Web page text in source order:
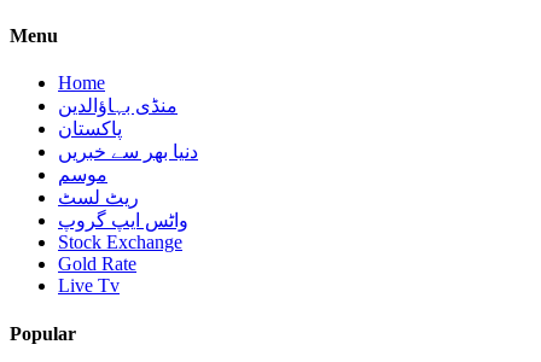
Menu
Home
منڈی بہاؤالدین
پاکستان
دنیا بھر سے خبریں
موسم
ریٹ لسٹ
واٹس ایپ گروپ
Stock Exchange
Gold Rate
Live Tv
Popular